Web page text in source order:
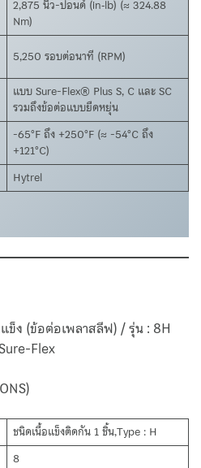
2,875 นิ้ว-ปอนด์ (in‑lb) (≈ 324.88
Nm)
5,250 รอบต่อนาที (RPM)
แบบ Sure-Flex® Plus S, C และ SC
รวมถึงข้อต่อแบบยืดหยุ่น
-65°F ถึง +250°F (≈ -54°C ถึง
+121°C)
Hytrel
ง (ข้อต่อเพลาสลีฟ) / รุ่น : 8H
Flex
ชนิดเนื้อแข็งติดกัน 1 ชิ้น,Type : H
8